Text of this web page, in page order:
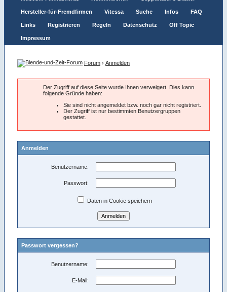
Hersteller-für-Fremdfirmen Vitessa Suche Infos FAQ
Links Registrieren Regeln Datenschutz Off Topic
Impressum
Forum › Anmelden
Der Zugriff auf diese Seite wurde Ihnen verweigert. Dies kann
folgende Gründe haben:
Sie sind nicht angemeldet bzw. noch gar nicht registriert.
Der Zugriff ist nur bestimmten Benutzergruppen
gestattet.
Anmelden
Benutzername:
Passwort:
Daten in Cookie speichern
Passwort vergessen?
Benutzername:
E-Mail: